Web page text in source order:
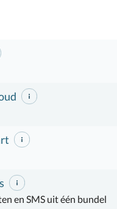
en SMS uit één bundel